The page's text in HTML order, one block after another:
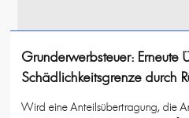
Grunderwerbsteuer: Erneute
Schädlichkeitsgrenze durch
Wird eine Anteilsübertragung, die